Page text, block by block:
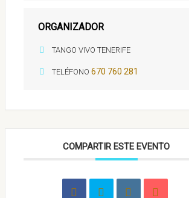
ORGANIZADOR
TANGO VIVO TENERIFE
TELÉFONO 670 760 281
COMPARTIR ESTE EVENTO